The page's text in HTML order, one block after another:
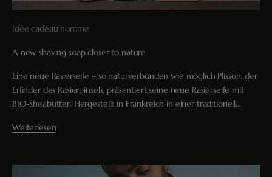
Idée cadeau homme
A new shaving soap closer to nature
Eine neue Rasierseife – so naturverbunden wie möglich Plisson, der
Erfinder des Rasierpinsels, präsentiert seine neue Rasierseife mit
BIO-Sheabutter. Hergestellt in Frankreich in einer traditionell...
Weiterlesen